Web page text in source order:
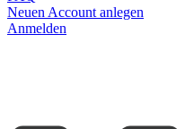
Neuen Account anlegen
Anmelden